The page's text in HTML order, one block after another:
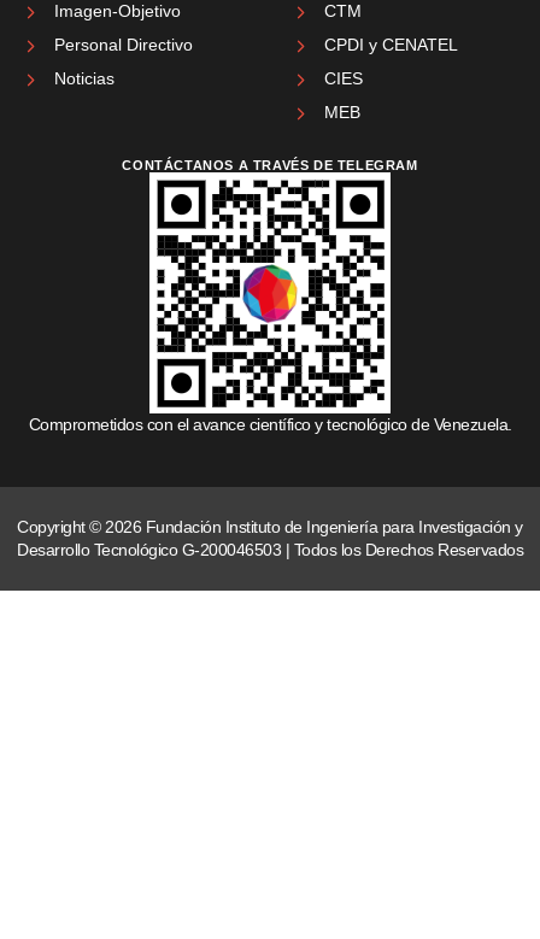
Imagen-Objetivo
Personal Directivo
Noticias
CTM
CPDI y CENATEL
CIES
MEB
CONTÁCTANOS A TRAVÉS DE TELEGRAM
Comprometidos con el avance científico y tecnológico de Venezuela.
Copyright © 2026 Fundación Instituto de Ingeniería para Investigación y
Desarrollo Tecnológico G-200046503 | Todos los Derechos Reservados